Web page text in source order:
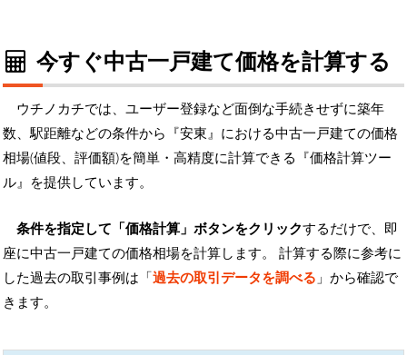
今すぐ中古一戸建て価格を計算する
ウチノカチでは、ユーザー登録など面倒な手続きせずに築年
数、駅距離などの条件から『安東』における中古一戸建ての価格
相場(値段、評価額)を簡単・高精度に計算できる『価格計算ツー
ル』を提供しています。
条件を指定して「価格計算」ボタンをクリックするだけで、即
座に中古一戸建ての価格相場を計算します。 計算する際に参考に
した過去の取引事例は「過去の取引データを調べる 」から確認で
きます。